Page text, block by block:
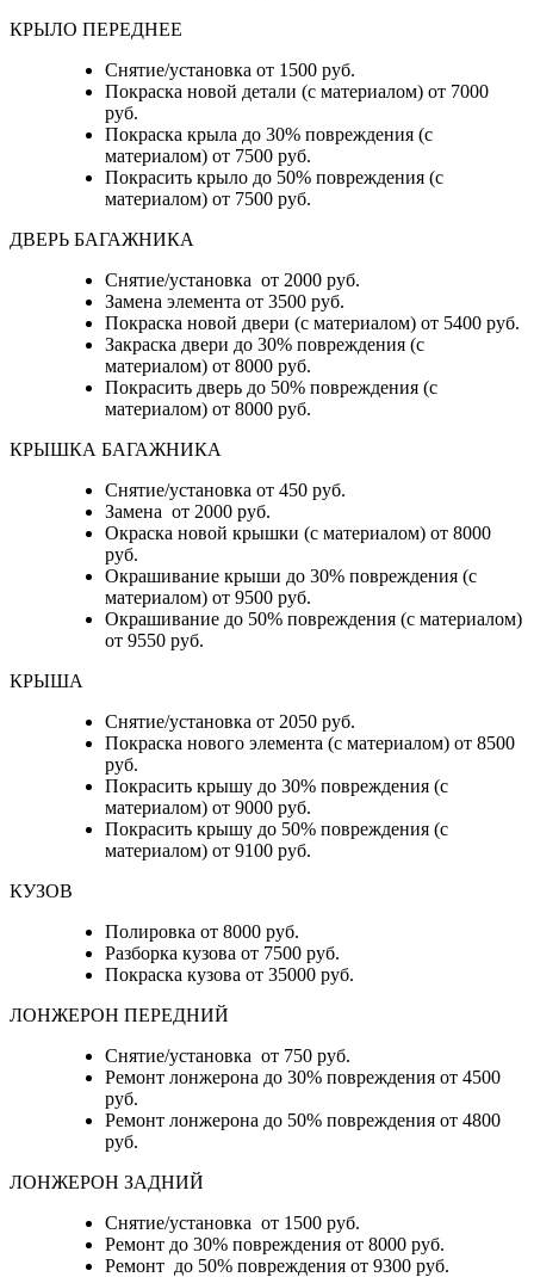
КРЫЛО ПЕРЕДНЕЕ
Снятие/установка от 1500 руб.
Покраска новой детали (с материалом) от 7000
руб.
Покраска крыла до 30% повреждения (с
материалом) от 7500 руб.
Покрасить крыло до 50% повреждения (с
материалом) от 7500 руб.
ДВЕРЬ БАГАЖНИКА
Снятие/установка от 2000 руб.
Замена элемента от 3500 руб.
Покраска новой двери (с материалом) от 5400 руб.
Закраска двери до 30% повреждения (с
материалом) от 8000 руб.
Покрасить дверь до 50% повреждения (с
материалом) от 8000 руб.
КРЫШКА БАГАЖНИКА
Снятие/установка от 450 руб.
Замена от 2000 руб.
Окраска новой крышки (с материалом) от 8000
руб.
Окрашивание крыши до 30% повреждения (с
материалом) от 9500 руб.
Окрашивание до 50% повреждения (с материалом)
от 9550 руб.
КРЫША
Снятие/установка от 2050 руб.
Покраска нового элемента (с материалом) от 8500
руб.
Покрасить крышу до 30% повреждения (с
материалом) от 9000 руб.
Покрасить крышу до 50% повреждения (с
материалом) от 9100 руб.
КУЗОВ
Полировка от 8000 руб.
Разборка кузова от 7500 руб.
Покраска кузова от 35000 руб.
ЛОНЖЕРОН ПЕРЕДНИЙ
Снятие/установка от 750 руб.
Ремонт лонжерона до 30% повреждения от 4500
руб.
Ремонт лонжерона до 50% повреждения от 4800
руб.
ЛОНЖЕРОН ЗАДНИЙ
Снятие/установка от 1500 руб.
Ремонт до 30% повреждения от 8000 руб.
Ремонт до 50% повреждения от 9300 руб.